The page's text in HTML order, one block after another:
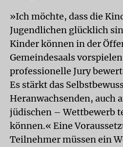
»Ich möchte, dass die
Jugendlichen glücklich
Kinder können in der
Gemeindesaals
professionelle Jury
Es stärkt das
Heranwachsenden, auch
jüdischen – Wettbewerb
können.« Eine
Teilnehmer müssen ein